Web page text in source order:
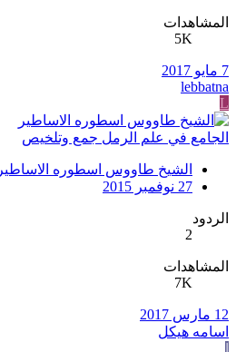
المشاهدات
5K
7 مايو 2017
lebbatna
L
الجامع في علم الرمل جمع وتلخيص
الشيخ طاووس اسطوره الاساطير
27 نوفمبر 2015
الردود
2
المشاهدات
7K
12 مارس 2017
اسامه هيكل